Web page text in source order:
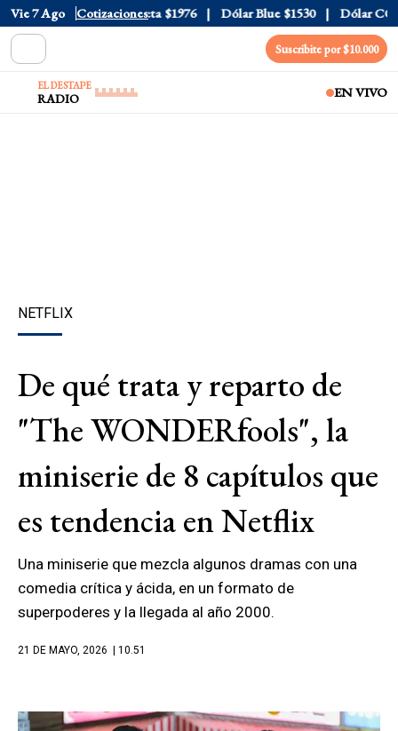
Vie 7 Ago Cotizaciones
$1520 Dólar Tarjeta $1976 Dólar Blue $1530 Dólar CCL
Suscribite por $10.000
EL DESTAPE
RADIO EN VIVO
NETFLIX
De qué trata y reparto de
"The WONDERfools", la
miniserie de 8 capítulos que
es tendencia en Netflix
Una miniserie que mezcla algunos dramas con una
comedia crítica y ácida, en un formato de
superpoderes y la llegada al año 2000.
21 DE MAYO, 2026 | 10.51